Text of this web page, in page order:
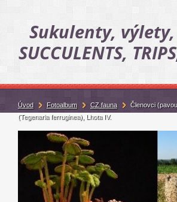
Sukulenty,
SUCCULENTS,
Úvod Fotoalbum CZ fauna
Členovci
(Tegenaria ferruginea), Lhota IV.